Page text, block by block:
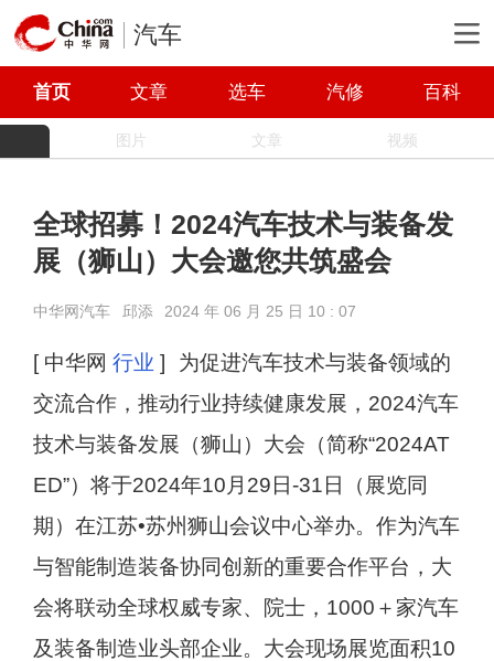
汽车
首页 文章 选车 汽修 百科
图片 文章 视频
全球招募！2024汽车技术与装备发
展（狮山）大会邀您共筑盛会
中华网汽车 邱添 2024 年 06 月 25 日 10 : 07
[ 中华网 行业 ]
为促进汽车技术与装备领域的
交流合作，推动行业持续健康发展，2024汽车
技术与装备发展（狮山）大会（简称“2024AT
ED”）将于2024年10月29日-31日（展览同
期）在江苏•苏州狮山会议中心举办。作为汽车
与智能制造装备协同创新的重要合作平台，大
会将联动全球权威专家、院士，1000＋家汽车
及装备制造业头部企业。大会现场展览面积10